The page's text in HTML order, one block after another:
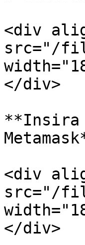
<div
src="/
</div>
**Insira
<div
src="/
</div>